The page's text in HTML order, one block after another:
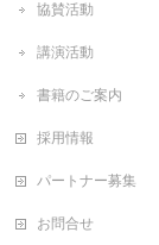
協賛活動
講演活動
書籍のご案内
採用情報
パートナー募集
お問合せ